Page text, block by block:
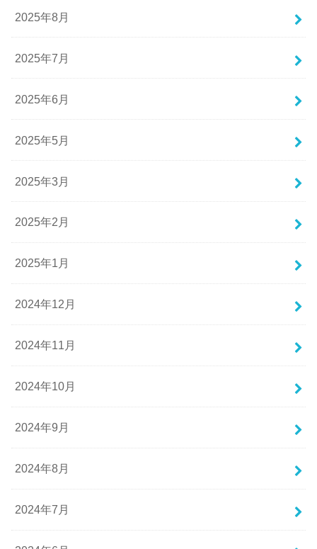
2025年8月
2025年7月
2025年6月
2025年5月
2025年3月
2025年2月
2025年1月
2024年12月
2024年11月
2024年10月
2024年9月
2024年8月
2024年7月